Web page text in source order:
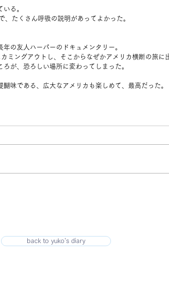
る。
たくさん呼吸の説明があってよかった。
の友人ハーパーのドキュメンタリー。
ミングアウトし、そこからなぜかアメリカ横断の旅に
が、恐ろしい場所に変わってしまった。
味である、広大なアメリカも楽しめて、最高だった。
back to yuko's diary